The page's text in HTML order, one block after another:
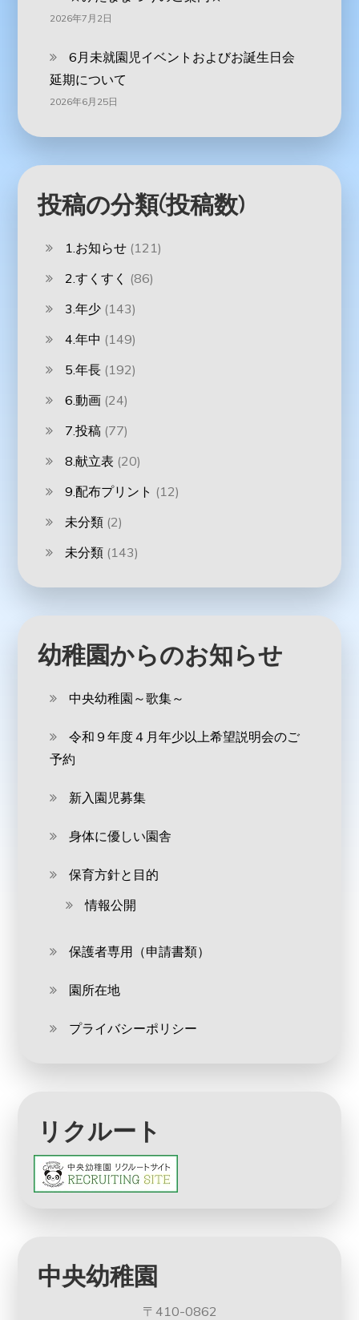
2026年7月2日
6月未就園児イベントおよびお誕生日会
延期について
2026年6月25日
投稿の分類(投稿数)
1.お知らせ (121)
2.すくすく (86)
3.年少 (143)
4.年中 (149)
5.年長 (192)
6.動画 (24)
7.投稿 (77)
8.献立表 (20)
9.配布プリント (12)
未分類 (2)
未分類 (143)
幼稚園からのお知らせ
中央幼稚園～歌集～
令和９年度４月年少以上希望説明会のご
予約
新入園児募集
身体に優しい園舎
保育方針と目的
情報公開
保護者専用（申請書類）
園所在地
プライバシーポリシー
リクルート
中央幼稚園
〒410-0862